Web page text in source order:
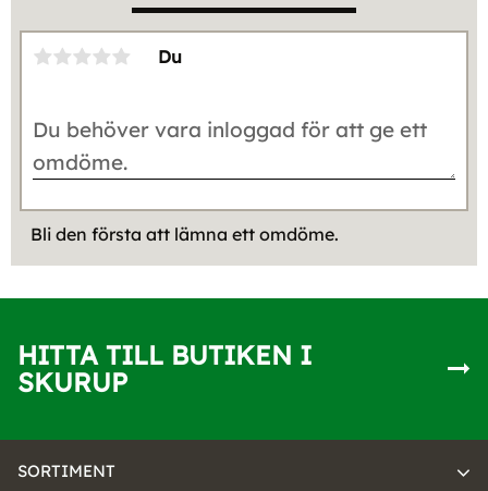
Du
Bli den första att lämna ett omdöme.
HITTA TILL BUTIKEN I
SKURUP
SORTIMENT